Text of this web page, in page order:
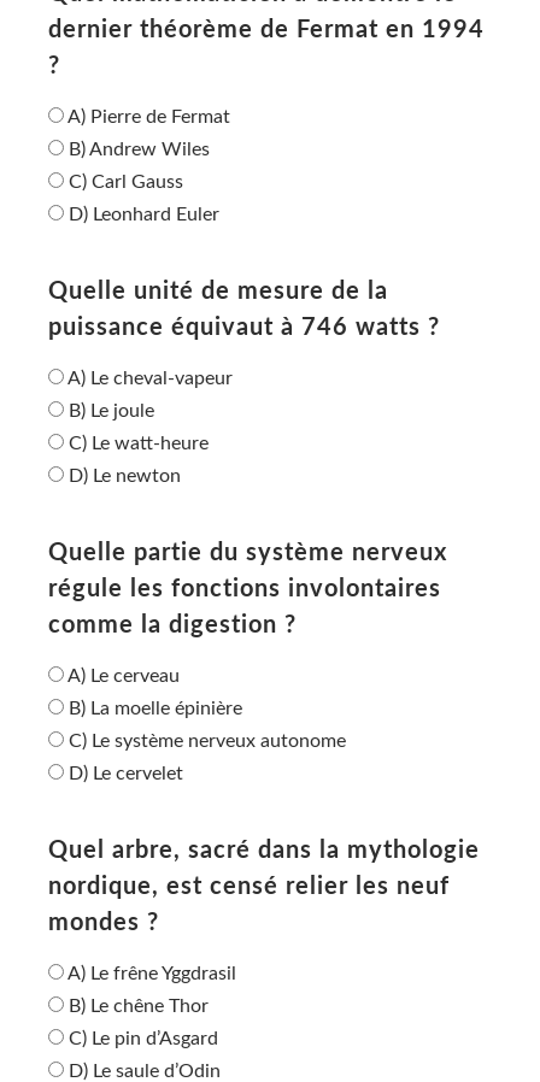
dernier théorème de Fermat en 1994
?
A) Pierre de Fermat
B) Andrew Wiles
C) Carl Gauss
D) Leonhard Euler
Quelle unité de mesure de la
puissance équivaut à 746 watts ?
A) Le cheval-vapeur
B) Le joule
C) Le watt-heure
D) Le newton
Quelle partie du système nerveux
régule les fonctions involontaires
comme la digestion ?
A) Le cerveau
B) La moelle épinière
C) Le système nerveux autonome
D) Le cervelet
Quel arbre, sacré dans la mythologie
nordique, est censé relier les neuf
mondes ?
A) Le frêne Yggdrasil
B) Le chêne Thor
C) Le pin d’Asgard
D) Le saule d’Odin